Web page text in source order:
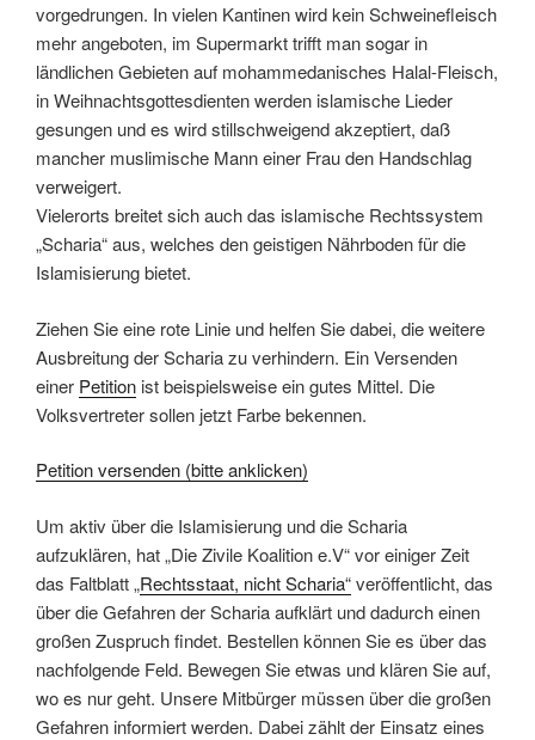
vorgedrungen. In vielen Kantinen wird kein Schweinefleisch
mehr angeboten, im Supermarkt trifft man sogar in
ländlichen Gebieten auf mohammedanisches Halal-Fleisch,
in Weihnachtsgottesdienten werden islamische Lieder
gesungen und es wird stillschweigend akzeptiert, daß
mancher muslimische Mann einer Frau den Handschlag
verweigert.
Vielerorts breitet sich auch das islamische Rechtssystem
„Scharia“ aus, welches den geistigen Nährboden für die
Islamisierung bietet.
Ziehen Sie eine rote Linie und helfen Sie dabei, die weitere
Ausbreitung der Scharia zu verhindern. Ein Versenden
einer Petition ist beispielsweise ein gutes Mittel. Die
Volksvertreter sollen jetzt Farbe bekennen.
Petition versenden (bitte anklicken)
Um aktiv über die Islamisierung und die Scharia
aufzuklären, hat „Die Zivile Koalition e.V“ vor einiger Zeit
das Faltblatt „Rechtsstaat, nicht Scharia“veröffentlicht, das
über die Gefahren der Scharia aufklärt und dadurch einen
großen Zuspruch findet. Bestellen können Sie es über das
nachfolgende Feld. Bewegen Sie etwas und klären Sie auf,
wo es nur geht. Unsere Mitbürger müssen über die großen
Gefahren informiert werden. Dabei zählt der Einsatz eines